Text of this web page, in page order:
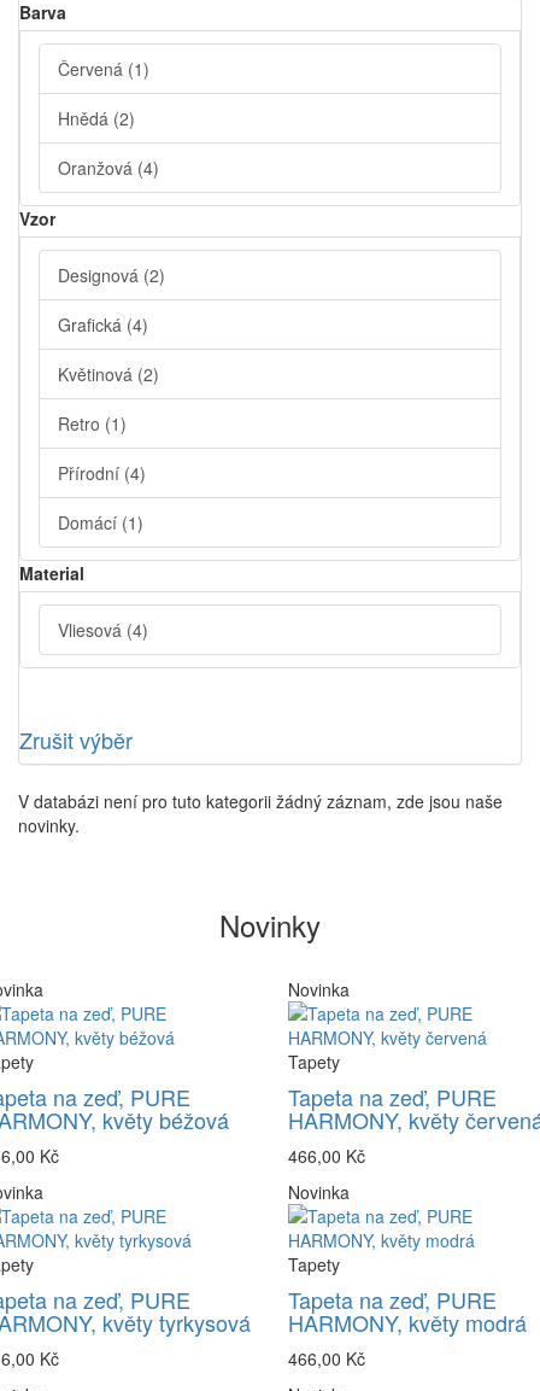
Barva
Červená (1)
Hnědá (2)
Oranžová (4)
Vzor
Designová (2)
Grafická (4)
Květinová (2)
Retro (1)
Přírodní (4)
Domácí (1)
Material
Vliesová (4)
Zrušit výběr
V databázi není pro tuto kategorii žádný záznam, zde jsou naše
novinky.
Novinky
na zeď, PURE
květy béžová
Kč
Novinka
Tapety
Tapeta na zeď, PURE
HARMONY, květy
466,00 Kč
na zeď, PURE
květy tyrkysová
Kč
Novinka
Tapety
Tapeta na zeď, PURE
HARMONY, květy modrá
466,00 Kč